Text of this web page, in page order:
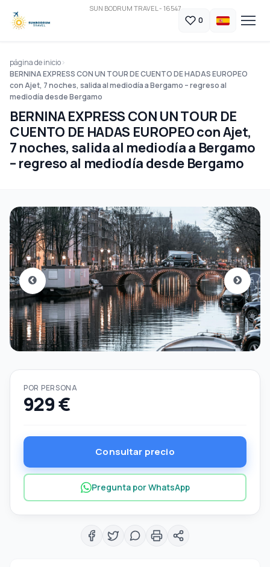
SUN BODRUM TRAVEL - 16547
0
página de inicio
BERNINA EXPRESS CON UN TOUR DE CUENTO DE HADAS EUROPEO
con Ajet, 7 noches, salida al mediodía a Bergamo – regreso al
mediodía desde Bergamo
BERNINA EXPRESS CON UN TOUR DE
CUENTO DE HADAS EUROPEO con Ajet,
7 noches, salida al mediodía a Bergamo
– regreso al mediodía desde Bergamo
POR PERSONA
929 €
Consultar precio
Pregunta por WhatsApp